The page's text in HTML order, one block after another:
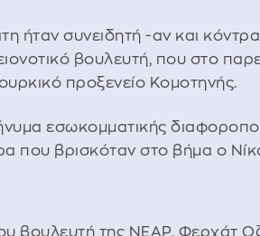
ήταν συνειδητή -αν και
βουλευτή, που στο
προξενείο Κομοτηνής.
εσωκομματικής
που βρισκόταν στο βήμα ο
βουλευτή της ΝΕΑΡ, Φερχάτ